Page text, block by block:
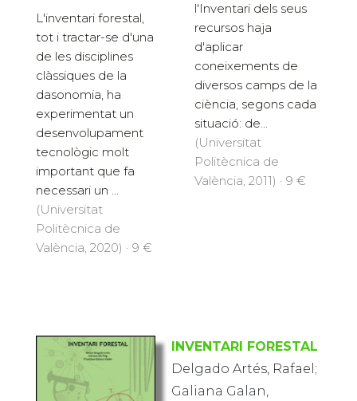
L'inventari forestal,
tot i tractar-se d'una
de les disciplines
clàssiques de la
dasonomia, ha
experimentat un
desenvolupament
tecnològic molt
important que fa
necessari un ...
(Universitat
Politècnica de
València, 2020) · 9 €
l'Inventari dels seus
recursos haja
d'aplicar
coneixements de
diversos camps de la
ciència, segons cada
situació: de...
(Universitat
Politècnica de
València, 2011) · 9 €
INVENTARI FORESTAL
Delgado Artés, Rafael;
Galiana Galan,